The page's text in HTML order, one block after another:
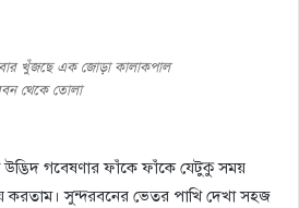
খুঁজছে এক জোড়া কালাকপাল
থেকে তোলা
গবেষণার ফাঁকে ফাঁকে যেটুকু সময়
করতাম। সুন্দরবনের ভেতর পাখি দেখা সহজ